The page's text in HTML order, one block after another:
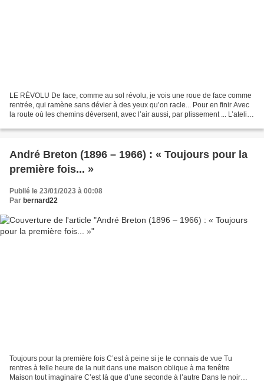
LE RÉVOLU De face, comme au sol révolu, je vois une roue de face comme
rentrée, qui ramène sans dévier à des yeux qu’on racle... Pour en finir Avec
la route où les chemins déversent, avec l’air aussi, par plissement ... L’atelier
André Breton (1896 – 1966) : « Toujours pour la
première fois... »
Publié le 23/01/2023 à 00:08
Par bernard22
Toujours pour la première fois C’est à peine si je te connais de vue Tu
rentres à telle heure de la nuit dans une maison oblique à ma fenêtre
Maison tout imaginaire C’est là que d’une seconde à l’autre Dans le noir